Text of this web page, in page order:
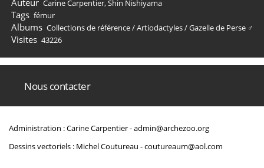
Auteur Carine Carpentier, Shin Nishiyama
Tags fémur
Albums Collections de référence/Artiodactyles/Gazelle de Perse ♂
Visites 43226
Nous contacter
Administration : Carine Carpentier -admin@archezoo.org
Dessins vectoriels : Michel Coutureau -coutureaum@aol.com